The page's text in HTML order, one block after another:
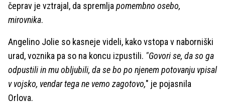
čeprav je vztrajal, da spremljapomembno osebo,
mirovnika.
Angelino Jolie so kasneje videli, kako vstopa v naborniški
urad, voznika pa so na koncu izpustili. "Govori se, da so ga
odpustili in mu obljubili, da se bo po njenem potovanju vpisal
v vojsko, vendar tega ne vemo zagotovo," je pojasnila
Orlova.